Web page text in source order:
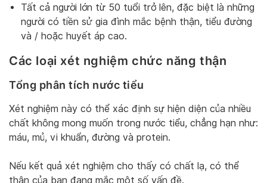
Tất cả người lớn từ 50 tuổi trở lên, đặc biệt là những
người có tiền sử gia đình mắc bệnh thận, tiểu đường
và / hoặc huyết áp cao.
Các loại xét nghiệm chức năng thận
Tổng phân tích nước tiểu
Xét nghiệm này có thể xác định sự hiện diện của nhiều
chất không mong muốn trong nước tiểu, chẳng hạn như:
máu, mủ, vi khuẩn, đường và protein.
Nếu kết quả xét nghiệm cho thấy có chất lạ, có thể
thận của bạn đang mắc một số vấn đề.